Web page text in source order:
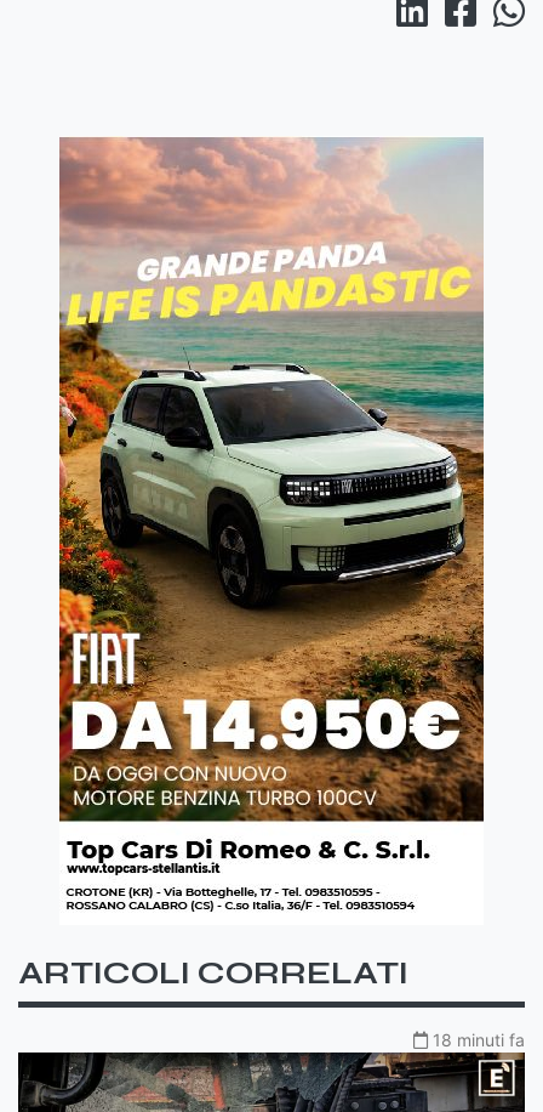
ARTICOLI CORRELATI
18 minuti fa